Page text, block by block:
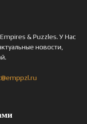
& Puzzles. У Нас
новости,